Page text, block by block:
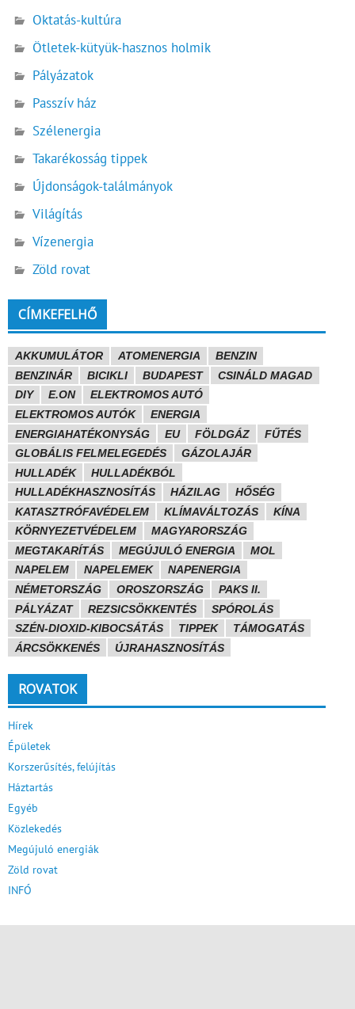
Oktatás-kultúra
Ötletek-kütyük-hasznos holmik
Pályázatok
Passzív ház
Szélenergia
Takarékosság tippek
Újdonságok-találmányok
Világítás
Vízenergia
Zöld rovat
CÍMKEFELHŐ
AKKUMULÁTOR ATOMENERGIA
BENZIN
BENZINÁR
BICIKLI BUDAPEST
CSINÁLD MAGAD
DIY
E.ON
ELEKTROMOS AUTÓ
ELEKTROMOS AUTÓK
ENERGIA
ENERGIAHATÉKONYSÁG
EU FÖLDGÁZ
FŰTÉS
GLOBÁLIS FELMELEGEDÉS
GÁZOLAJÁR
HULLADÉK
HULLADÉKBÓL
HULLADÉKHASZNOSÍTÁS
HÁZILAG
HŐSÉG
KATASZTRÓFAVÉDELEM
KLÍMAVÁLTOZÁS
KÍNA
KÖRNYEZETVÉDELEM
MAGYARORSZÁG
MEGTAKARÍTÁS
MEGÚJULÓ ENERGIA
MOL
NAPELEM
NAPELEMEK
NAPENERGIA
NÉMETORSZÁG
OROSZORSZÁG
PAKS II.
PÁLYÁZAT
REZSICSÖKKENTÉS
SPÓROLÁS
SZÉN-DIOXID-KIBOCSÁTÁS
TIPPEK
TÁMOGATÁS
ÁRCSÖKKENÉS
ÚJRAHASZNOSÍTÁS
ROVATOK
Hírek
Épületek
Korszerűsítés, felújítás
Háztartás
Egyéb
Közlekedés
Megújuló energiák
Zöld rovat
INFÓ